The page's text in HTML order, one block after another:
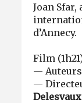
Joan Sfar,
d’Annecy.
Film
—
—
Delesvaux